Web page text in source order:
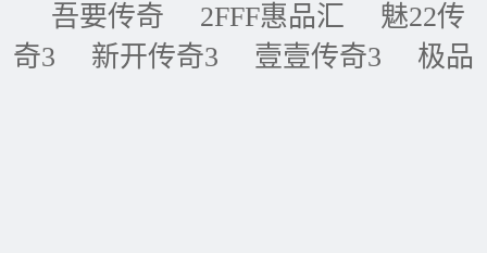
吾要传奇
2FFF惠品汇
魅22传
奇3
新开传奇3 壹壹传奇3
极品